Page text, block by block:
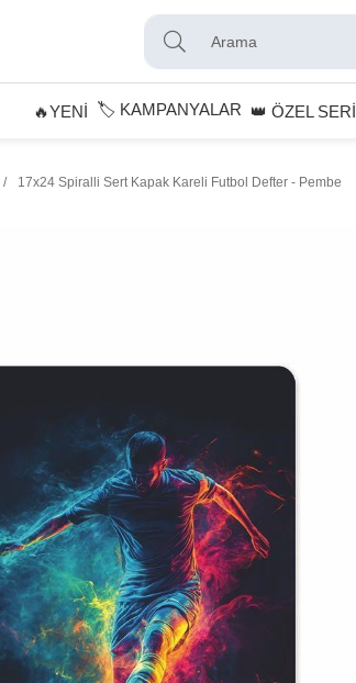
🔥YENİ 🏷️ KAMPANYALAR 👑 ÖZEL SERİ
17x24 Spiralli Sert Kapak Kareli Futbol Defter - Pembe